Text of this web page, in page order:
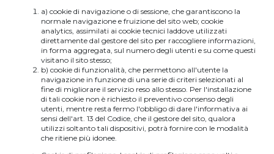
a) cookie di navigazione o di sessione, che garantiscono la
normale navigazione e fruizione del sito web; cookie
analytics, assimilati ai cookie tecnici laddove utilizzati
direttamente dal gestore del sito per raccogliere informazioni,
in forma aggregata, sul numero degli utenti e su come questi
visitano il sito stesso;
b) cookie di funzionalità, che permettono all'utente la
navigazione in funzione di una serie di criteri selezionati al
fine di migliorare il servizio reso allo stesso. Per l'installazione
di tali cookie non è richiesto il preventivo consenso degli
utenti, mentre resta fermo l'obbligo di dare l'informativa ai
sensi dell'art. 13 del Codice, che il gestore del sito, qualora
utilizzi soltanto tali dispositivi, potrà fornire con le modalità
che ritiene più idonee.